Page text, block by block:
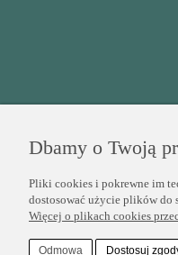
Dbamy o Twoją
Pliki cookies i pokrewne im
dostosować użycie plików do
Więcej o plikach cookies
Odmowa Dostosuj